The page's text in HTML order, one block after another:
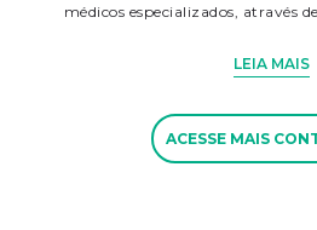
médicos especializados, através
LEIA MAIS
ACESSE MAIS